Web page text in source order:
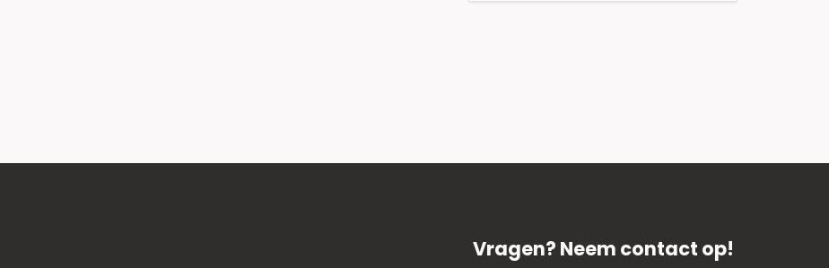
Vragen? Neem contact op!